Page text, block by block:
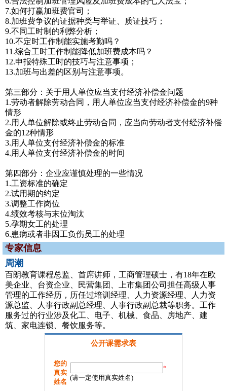
7.如何打赢加班费官司；
8.加班费争议的证据种类与举证、质证技巧；
9.不同工时制的利弊分析；
10.不定时工作制能实施考勤吗？
11.综合工时工作制能降低加班费成本吗？
12.申报特殊工时的技巧与注意事项；
13.加班与出差的区别与注意事项。
第三部分：关于用人单位应当支付经济补偿金问题
1.劳动者解除劳动合同，用人单位应当支付经济补偿金的9种
情形
2.用人单位解除或终止劳动合同，应当向劳动者支付经济补偿
金的12种情形
3.用人单位支付经济补偿金的标准
4.用人单位支付经济补偿金的时间
第四部分：企业应谨慎处理的一些情况
1.工资标准的确定
2.试用期的约定
3.调整工作岗位
4.绩效考核与末位淘汰
5.孕期女工的处理
6.患病或者非因工负伤员工的处理
专家信息
周潮
百朗教育课程总监、首席讲师，工商管理硕士，有18年在欧
美企业、台资企业、民营集团、上市集团公司担任高级人事
管理的工作经历，历任过培训经理、人力资源经理、人力资
源总监、人事行政副总经理、人事行政副总裁等职务。工作
服务过的行业涉及化工、电子、机械、食品、房地产、建
筑、家电连锁、餐饮服务等。
公开课需求表
您的
真实
姓名
*
(请一定使用真实姓名)